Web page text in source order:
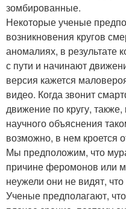
зомбированные.
Некоторые ученые
возникновения кругов
аномалиях, в результате
с пути и начинают
версия кажется
видео. Когда звонит
движение по кругу,
научного объяснения
возможно, в нем кроется
Мы предположим, что
причине феромонов или
неужели они не видят,
Ученые предполагают,